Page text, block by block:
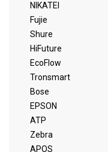
NIKATEI
Fujie
Shure
HiFuture
EcoFlow
Tronsmart
Bose
EPSON
ATP
Zebra
APOS